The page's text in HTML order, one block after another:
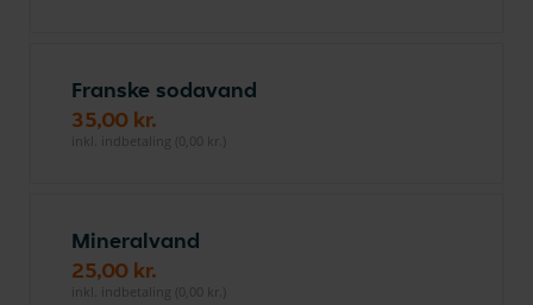
Franske sodavand
35,00 kr.
inkl. indbetaling (0,00 kr.)
Mineralvand
25,00 kr.
inkl. indbetaling (0,00 kr.)